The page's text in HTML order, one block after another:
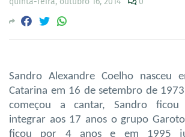
Sandro Alexandre Coelho nasceu
Catarina em 16 de setembro de
começou a cantar, Sandro ficou
integrar aos 17 anos o grupo
ficou por 4 anos e em 1995